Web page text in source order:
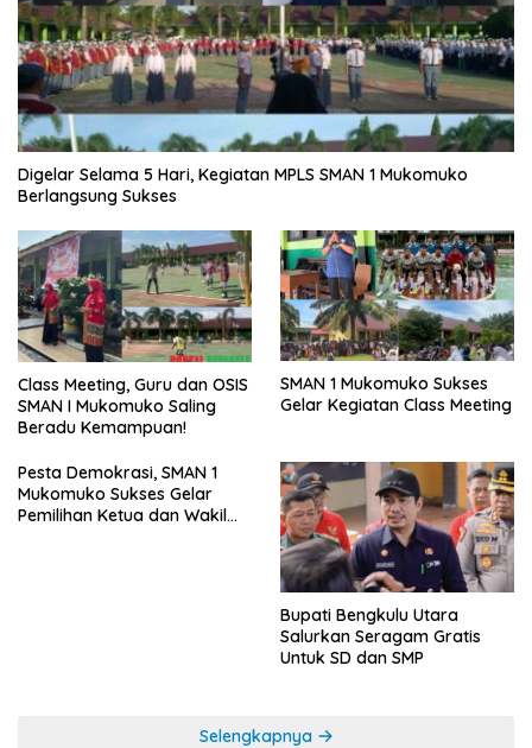
Digelar Selama 5 Hari, Kegiatan MPLS SMAN 1 Mukomuko
Berlangsung Sukses
Class Meeting, Guru dan OSIS
SMAN I Mukomuko Saling
Beradu Kemampuan!
SMAN 1 Mukomuko Sukses
Gelar Kegiatan Class Meeting
Pesta Demokrasi, SMAN 1
Mukomuko Sukses Gelar
Pemilihan Ketua dan Wakil
Bupati Bengkulu Utara
Salurkan Seragam Gratis
Untuk SD dan SMP
Selengkapnya